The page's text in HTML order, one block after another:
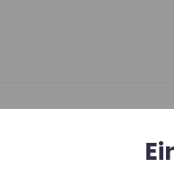
Myfyriwr Amaeth